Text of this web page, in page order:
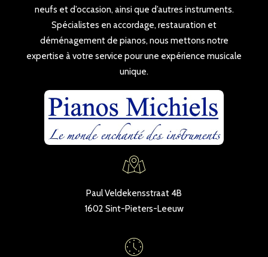
neufs et d’occasion, ainsi que d’autres instruments.
Spécialistes en accordage, restauration et
déménagement de pianos, nous mettons notre
expertise à votre service pour une expérience musicale
unique.
Paul Veldekensstraat 4B
1602 Sint-Pieters-Leeuw